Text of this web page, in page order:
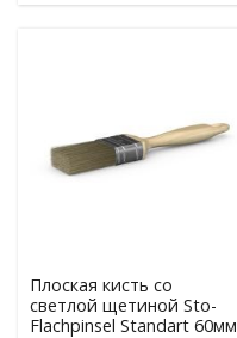
Плоская кисть со
светлой щетиной Sto-
Flachpinsel Standart 60мм